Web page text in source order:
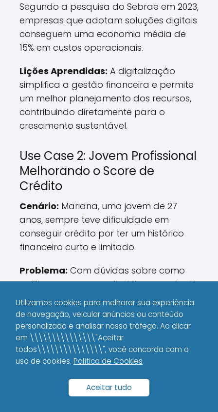
Segundo a pesquisa do Sebrae em 2023,
empresas que adotam soluções digitais
conseguem uma economia média de
15% em custos operacionais.
Lições Aprendidas: A digitalização
simplifica a gestão financeira e permite
um melhor planejamento dos recursos,
contribuindo diretamente para o
crescimento sustentável.
Use Case 2: Jovem Profissional
Melhorando o Score de
Crédito
Cenário: Mariana, uma jovem de 27
anos, sempre teve dificuldade em
conseguir crédito por ter um histórico
financeiro curto e limitado.
Problema: Com dúvidas sobre como
melhorar seu score, ela tinha o receio de
ter o pedido de cartão negado e ficar
sem opções para fazer compras
essenciais.
Solução:Mariana decidiu usar o cartão
Nubank e adotar práticas de educação
financeira. Ela criou um orçamento
mensal, começou a pagar todas as
Utilizamos cookies para melhorar sua experiência
de navegação, veicular anúncios ou conteúdo
personalizado e analisar nosso tráfego. Ao clicar
em \\\\\\\\\\\\\\\"Aceitar
todos\\\\\\\\\\\\\\\", você concorda com o
uso de cookies. Política de Cookies
Aceitar tudo